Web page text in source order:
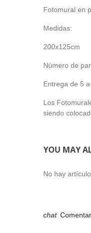
Fotomural en
Medidas:
200x125cm
Número de
Entrega de 5
Los
siendo
YOU MAY
No hay